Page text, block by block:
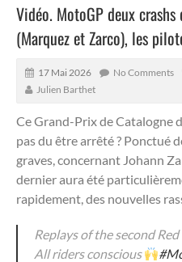
Vidéo. MotoGP deux
(Marquez et Zarco), les
17 Mai 2026 No Comments
Julien Barthet
Ce Grand-Prix de Catalogne
pas du être arrêté ? Ponctué
graves, concernant Johann
dernier aura été
rapidement, des nouvelles
Replays of the second
All riders conscious